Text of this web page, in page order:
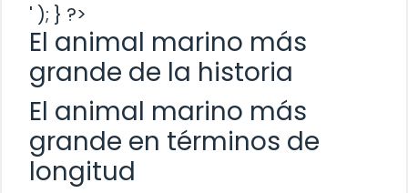
' ); } ?>
El animal marino más
grande de la historia
El animal marino más
grande en términos de
longitud